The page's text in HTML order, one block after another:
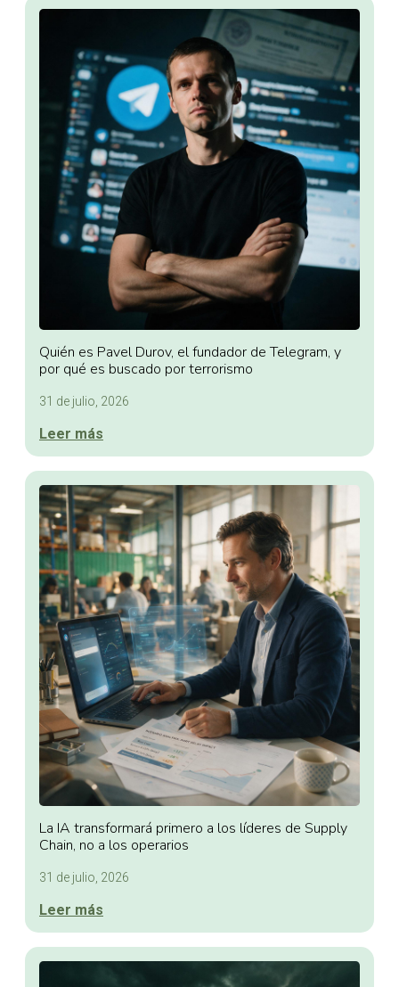
Quién es Pavel Durov, el fundador de Telegram, y
por qué es buscado por terrorismo
31 de julio, 2026
Leer más
La IA transformará primero a los líderes de Supply
Chain, no a los operarios
31 de julio, 2026
Leer más